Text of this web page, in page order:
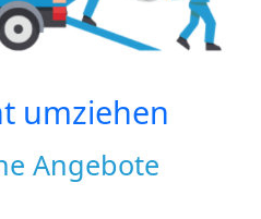
umziehen
Angebote